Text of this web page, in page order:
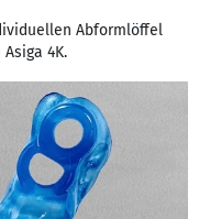
Abformlöffel
4K.